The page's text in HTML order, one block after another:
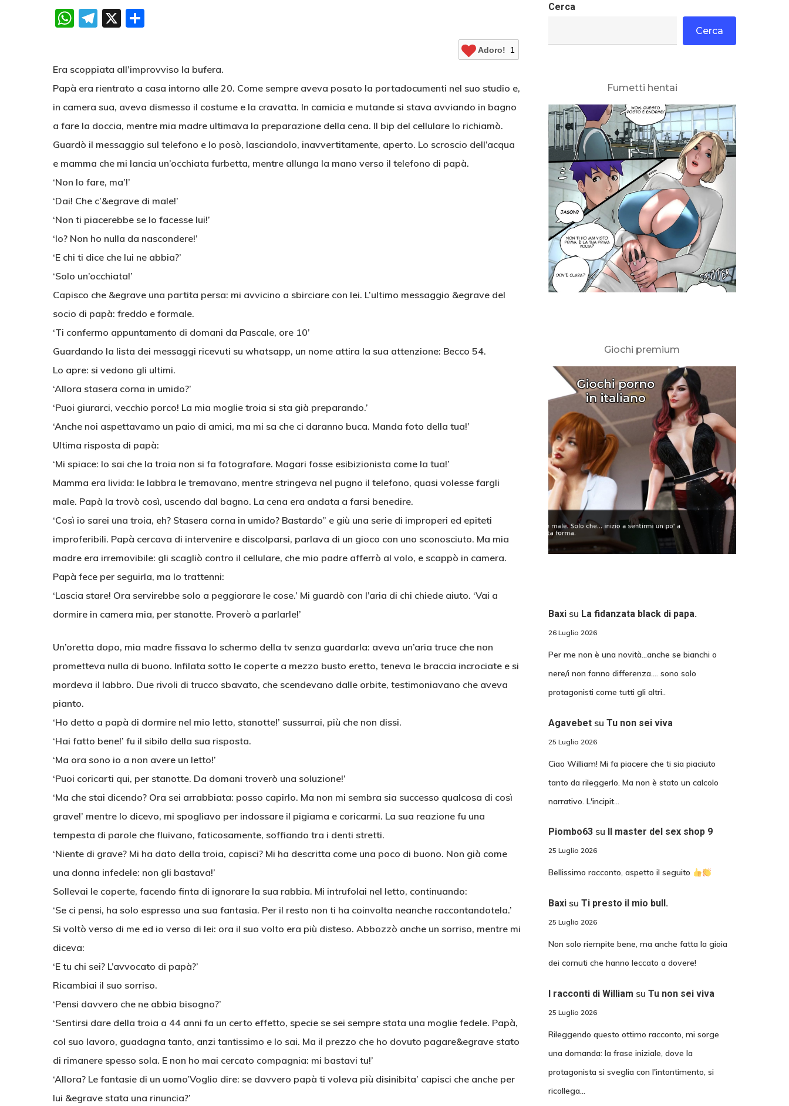
WhatsApp
Telegram
X
Adoro! 1
Era scoppiata all’improvviso la bufera.
Papà era rientrato a casa intorno alle 20. Come sempre aveva posato la portadocumenti nel suo studio e,
in camera sua, aveva dismesso il costume e la cravatta. In camicia e mutande si stava avviando in bagno
a fare la doccia, mentre mia madre ultimava la preparazione della cena. Il bip del cellulare lo richiamò.
Guardò il messaggio sul telefono e lo posò, lasciandolo, inavvertitamente, aperto. Lo scroscio dell’acqua
e mamma che mi lancia un’occhiata furbetta, mentre allunga la mano verso il telefono di papà.
‘Non lo fare, ma’!’
‘Dai! Che c’&egrave di male!’
‘Non ti piacerebbe se lo facesse lui!’
‘Io? Non ho nulla da nascondere!’
‘E chi ti dice che lui ne abbia?’
‘Solo un’occhiata!’
Capisco che &egrave una partita persa: mi avvicino a sbirciare con lei. L’ultimo messaggio &egrave del
socio di papà: freddo e formale.
‘Ti confermo appuntamento di domani da Pascale, ore 10’
Guardando la lista dei messaggi ricevuti su whatsapp, un nome attira la sua attenzione: Becco 54.
Lo apre: si vedono gli ultimi.
‘Allora stasera corna in umido?’
‘Puoi giurarci, vecchio porco! La mia moglie troia si sta già preparando.’
‘Anche noi aspettavamo un paio di amici, ma mi sa che ci daranno buca. Manda foto della tua!’
Ultima risposta di papà:
‘Mi spiace: lo sai che la troia non si fa fotografare. Magari fosse esibizionista come la tua!’
Mamma era livida: le labbra le tremavano, mentre stringeva nel pugno il telefono, quasi volesse fargli
male. Papà la trovò così, uscendo dal bagno. La cena era andata a farsi benedire.
‘Così io sarei una troia, eh? Stasera corna in umido? Bastardo” e giù una serie di improperi ed epiteti
improferibili. Papà cercava di intervenire e discolparsi, parlava di un gioco con uno sconosciuto. Ma mia
madre era irremovibile: gli scagliò contro il cellulare, che mio padre afferrò al volo, e scappò in camera.
Papà fece per seguirla, ma lo trattenni:
‘Lascia stare! Ora servirebbe solo a peggiorare le cose.’ Mi guardò con l’aria di chi chiede aiuto. ‘Vai a
dormire in camera mia, per stanotte. Proverò a parlarle!’
Un’oretta dopo, mia madre fissava lo schermo della tv senza guardarla: aveva un’aria truce che non
prometteva nulla di buono. Infilata sotto le coperte a mezzo busto eretto, teneva le braccia incrociate e si
mordeva il labbro. Due rivoli di trucco sbavato, che scendevano dalle orbite, testimoniavano che aveva
pianto.
‘Ho detto a papà di dormire nel mio letto, stanotte!’ sussurrai, più che non dissi.
‘Hai fatto bene!’ fu il sibilo della sua risposta.
‘Ma ora sono io a non avere un letto!’
‘Puoi coricarti qui, per stanotte. Da domani troverò una soluzione!’
‘Ma che stai dicendo? Ora sei arrabbiata: posso capirlo. Ma non mi sembra sia successo qualcosa di così
grave!’ mentre lo dicevo, mi spogliavo per indossare il pigiama e coricarmi. La sua reazione fu una
tempesta di parole che fluivano, faticosamente, soffiando tra i denti stretti.
‘Niente di grave? Mi ha dato della troia, capisci? Mi ha descritta come una poco di buono. Non già come
una donna infedele: non gli bastava!’
Sollevai le coperte, facendo finta di ignorare la sua rabbia. Mi intrufolai nel letto, continuando:
‘Se ci pensi, ha solo espresso una sua fantasia. Per il resto non ti ha coinvolta neanche raccontandotela.’
Si voltò verso di me ed io verso di lei: ora il suo volto era più disteso. Abbozzò anche un sorriso, mentre mi
diceva:
‘E tu chi sei? L’avvocato di papà?’
Ricambiai il suo sorriso.
‘Pensi davvero che ne abbia bisogno?’
‘Sentirsi dare della troia a 44 anni fa un certo effetto, specie se sei sempre stata una moglie fedele. Papà,
col suo lavoro, guadagna tanto, anzi tantissimo e lo sai. Ma il prezzo che ho dovuto pagare&egrave stato
di rimanere spesso sola. E non ho mai cercato compagnia: mi bastavi tu!’
‘Allora? Le fantasie di un uomo’Voglio dire: se davvero papà ti voleva più disinibita’ capisci che anche per
lui &egrave stata una rinuncia?’
Cerca
Cerca
Fumetti hentai
Giochi premium
Baxisu La fidanzata black di papa.
26 Luglio 2026
Per me non è una novità...anche se bianchi o
nere/i non fanno differenza.... sono solo
protagonisti come tutti gli altri..
Agavebetsu Tu non sei viva
25 Luglio 2026
Ciao William! Mi fa piacere che ti sia piaciuto
tanto da rileggerlo. Ma non è stato un calcolo
narrativo. L'incipit…
Piombo63su Il master del sex shop 9
25 Luglio 2026
Bellissimo racconto, aspetto il seguito
Baxisu Ti presto il mio bull.
25 Luglio 2026
Non solo riempite bene, ma anche fatta la gioia
dei cornuti che hanno leccato a dovere!
I racconti di William su Tu non sei viva
25 Luglio 2026
Rileggendo questo ottimo racconto, mi sorge
una domanda: la frase iniziale, dove la
protagonista si sveglia con l'intontimento, si
ricollega…